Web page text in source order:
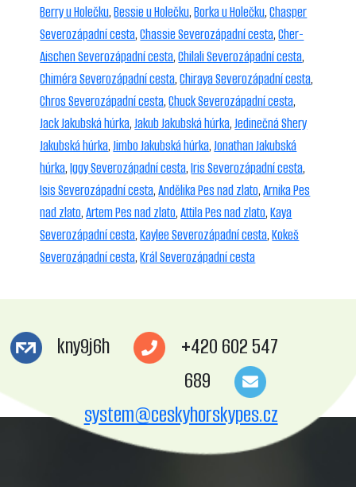
Berry u Holečku,Bessie u Holečku,Borka u Holečku,Chasper
Severozápadní cesta,Chassie Severozápadní cesta,Cher-
Aischen Severozápadní cesta,Chilali Severozápadní cesta,
Chiméra Severozápadní cesta,Chiraya Severozápadní cesta,
Chros Severozápadní cesta,Chuck Severozápadní cesta,
Jack Jakubská húrka,Jakub Jakubská húrka,Jedinečná Shery
Jakubská húrka,Jimbo Jakubská húrka,Jonathan Jakubská
húrka,Iggy Severozápadní cesta,Iris Severozápadní cesta,
Isis Severozápadní cesta,Andělika Pes nad zlato,Arnika Pes
nad zlato,Artem Pes nad zlato,Attila Pes nad zlato,Kaya
Severozápadní cesta,Kaylee Severozápadní cesta,Kokeš
Severozápadní cesta,Král Severozápadní cesta
kny9j6h
+420 602 547
689
system@ceskyhorskypes.cz